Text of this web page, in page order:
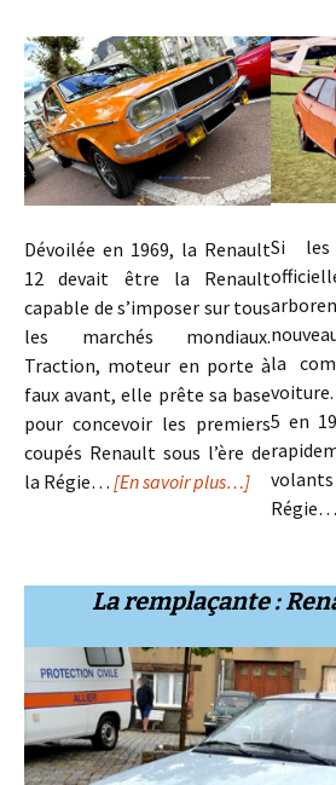
Dévoilée en 1969, la Renault
12 devait être la Renault
capable de s’imposer sur tous
les marchés mondiaux.
Traction, moteur en porte à
faux avant, elle prête sa base
pour concevoir les premiers
coupés Renault sous l’ère de
la Régie… [En savoir plus…]
Si les
la
5 en
Régie…
La remplaçante :